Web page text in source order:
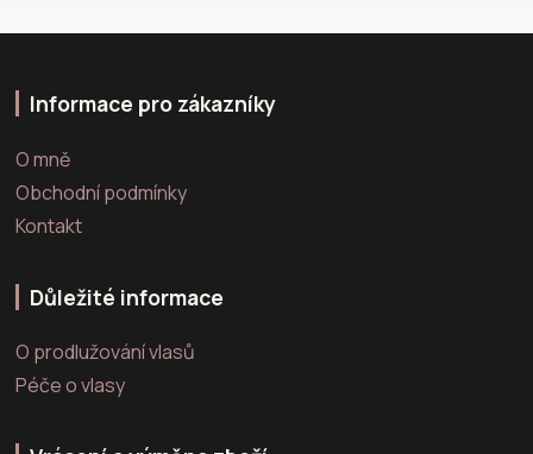
Informace pro zákazníky
O mně
Obchodní podmínky
Kontakt
Důležité informace
O prodlužování vlasů
Péče o vlasy